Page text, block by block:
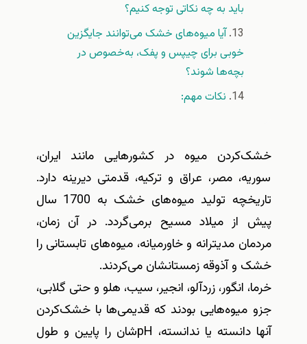
باید به چه نکاتی توجه کنیم؟
آیا میوه‌های خشک می‌توانند جایگزین
خوبی برای چیپس و پفک، به‌خصوص در
بچه‌ها شوند؟
نكات مهم:
خشک‌کردن میوه در کشورهایی مانند ایران،
سوریه، مصر، عراق و ترکیه، قدمتی دیرینه دارد.
تاریخچه تولید میوه‌های خشک به 1700 سال
پیش از میلاد مسیح برمی‌گردد. در آن زمان،
مردمان مدیترانه و خاورمیانه، میوه‌های تابستانی را
خشک و آذوقه زمستانشان می‌کردند.
خرما،‌ انگور، زردآلو، انجیر، سیب، هلو و حتی گلابی،
جزو میوه‌هایی بودند که قدیمی‌ها با خشک‌کردن
آنها دانسته یا ندانسته، pHشان را پایین و طول